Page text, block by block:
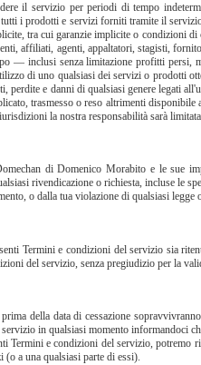
il servizio per periodi di tempo
i prodotti e servizi forniti tramite il
tra cui garanzie implicite o condizioni
affiliati, agenti, appaltatori, stagisti,
— inclusi senza limitazione profitti
di uno qualsiasi dei servizi o prodotti
perdite e danni di qualsiasi genere legati
trasmesso o reso altrimenti
la nostra responsabilità sarà
di Domenico Morabito e le sue
rivendicazione o richiesta, incluse le
o dalla tua violazione di qualsiasi legge
Termini e condizioni del servizio sia
del servizio, senza pregiudizio per la
della data di cessazione
in qualsiasi momento informandoci
Termini e condizioni del servizio, potremo
(o a una qualsiasi parte di essi).